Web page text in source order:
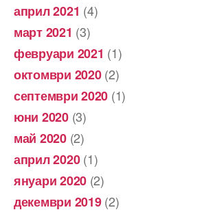
април 2021 (4)
март 2021 (3)
февруари 2021 (1)
октомври 2020(2)
септември 2020 (1)
юни 2020(3)
май 2020(2)
април 2020(1)
януари 2020 (2)
декември 2019(2)